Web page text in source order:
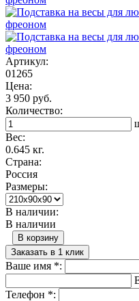
Артикул:
01265
Цена:
3 950 руб.
Количество:
Вес:
0.645 кг.
Страна:
Россия
Размеры:
В наличии:
В наличии
В корзину
Заказать в 1 клик
Ваше имя *:
Телефон *: